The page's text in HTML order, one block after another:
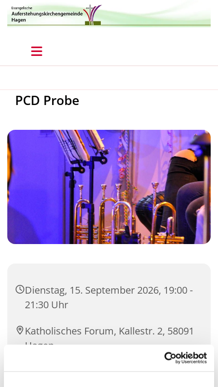
PCD Probe
Dienstag, 15. September 2026, 19:00 -
21:30 Uhr
Katholisches Forum, Kallestr. 2, 58091
Hagen
Martin Körner